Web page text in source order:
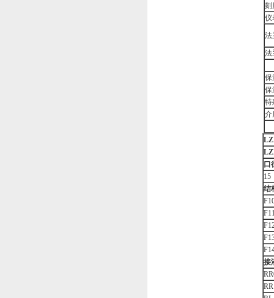
刻
仪
法
法
保
保
特
介
口
15
结
接